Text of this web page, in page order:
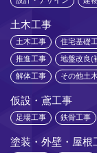
土木工事
土木工事 住宅基礎
推進工事 地盤改良(
解体工事 その他土
仮設・鳶工事
足場工事 鉄骨工事
塗装・外壁・屋根